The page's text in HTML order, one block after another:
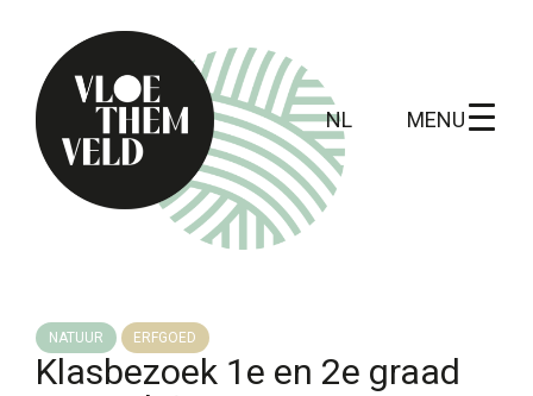
NL MENU
Te doen
Alle activiteiten
NATUUR ERFGOED
Klasbezoek 1e en 2e graad